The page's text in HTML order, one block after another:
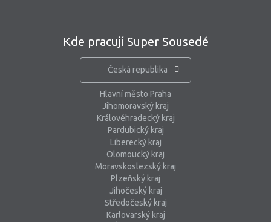
Kde pracují Super Sousedé
Česká republika
Hlavní město Praha
Jihomoravský kraj
Královéhradecký kraj
Pardubický kraj
Liberecký kraj
Olomoucký kraj
Moravskoslezský kraj
Plzeňský kraj
Jihočeský kraj
Středočeský kraj
Karlovarský kraj